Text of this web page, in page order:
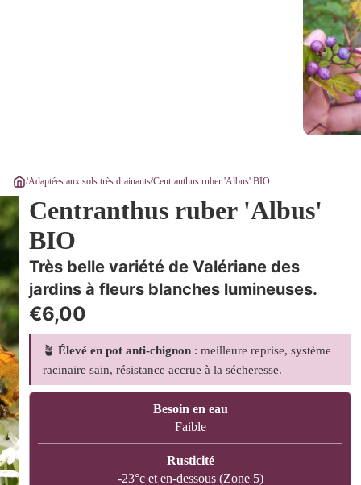
/Adaptées aux sols très drainants/Centranthus ruber 'Albus' BIO
Centranthus ruber 'Albus'
BIO
Très belle variété de Valériane des
jardins à fleurs blanches lumineuses.
€6,00
🪴 Élevé en pot anti-chignon : meilleure reprise, système
racinaire sain, résistance accrue à la sécheresse.
Besoin en eau
Faible
Rusticité
-23°c et en-dessous (Zone 5)